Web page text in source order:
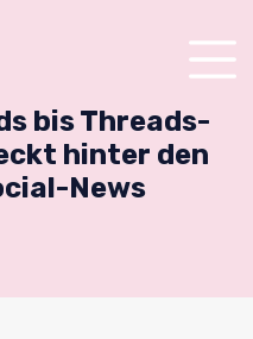
bis Threads-
hinter den
News